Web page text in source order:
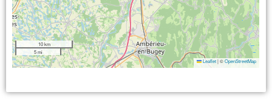
10 km
5 mi
Leaflet |©OpenStreetMap